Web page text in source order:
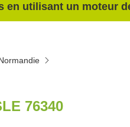
en utilisant un moteur
76340